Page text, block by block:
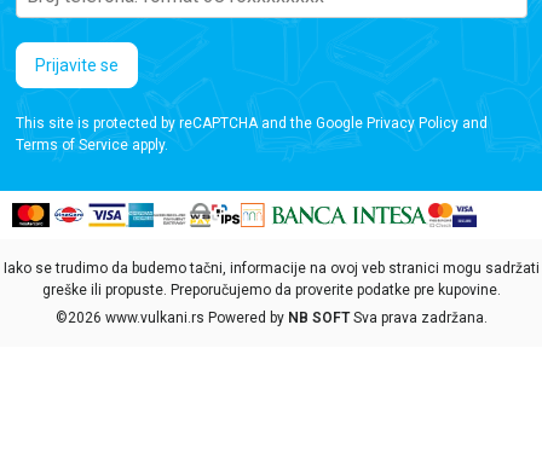
Prijavite se
This site is protected by reCAPTCHA and the Google Privacy Policyand
Terms of Serviceapply.
Iako se trudimo da budemo tačni, informacije na ovoj veb stranici mogu sadržati
greške ili propuste. Preporučujemo da proverite podatke pre kupovine.
©2026 www.vulkani.rs Powered by NB SOFTSva prava zadržana.